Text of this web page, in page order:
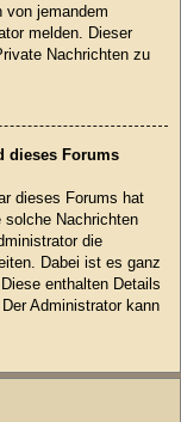
von jemandem
melden. Dieser
Nachrichten zu
dieses Forums
dieses Forums hat
solche Nachrichten
die
Dabei ist es ganz
enthalten Details
Administrator kann